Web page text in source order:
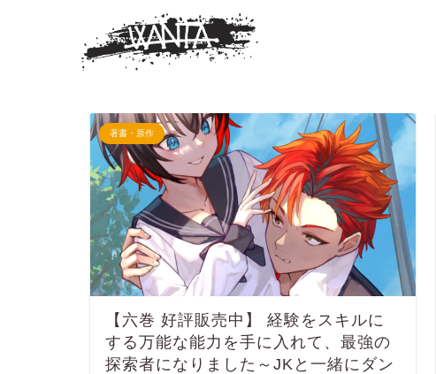
著書・原作
【六巻 好評販売中】 経験をスキルに
する万能な能力を手に入れて、最強の
探索者になりました～JKと一緒にダン